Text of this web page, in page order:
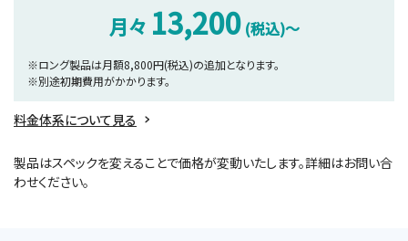
月々 13,200 (税込)～
※ロング製品は月額8,800円(税込)の追加となります。
※別途初期費用がかかります。
料金体系について見る
製品はスペックを変えることで価格が変動いたします。詳細はお問い合
わせください。